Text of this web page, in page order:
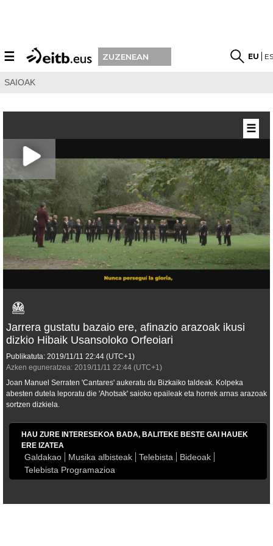
☰ ZUZENEAN EU
SAIOAK
Jarrera gustatu bazaio ere, afinazio arazoak ikusi
dizkio Hibaik Usansoloko Orfeoiari
Publikatuta: 2019/11/11 22:44 (UTC+1)
Azken eguneratzea: 2019/11/11 22:44 (UTC+1)
Joan Manuel Serraten 'Cantares' aukeratu du Bizkaiko taldeak. Kolpeka
abesten dutela leporatu die 'Ahotsak' saioko epaileak eta horrek arnas arazoak
sortzen dizkiela.
HAU ZURE INTERESEKOA BADA, BALITEKE BESTE GAI HAUEK
ERE IZATEA
Galdakao Musika albisteak Telebista
Bideoak
Telebista Programazioa
☰